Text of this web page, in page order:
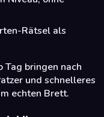
Rätsel als
Tag bringen nach
und schnelleres
echten Brett.